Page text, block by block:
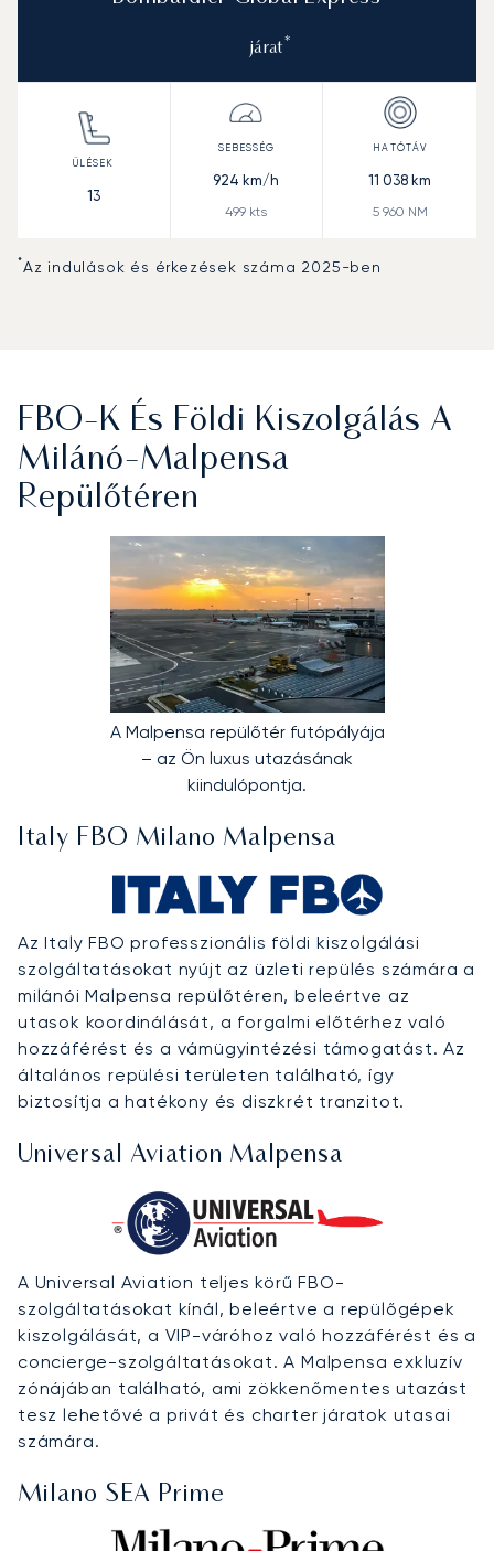
járat*
13
924 km/h
499 kts
11 038 km
5 960 NM
*Az indulások és érkezések száma 2025-ben
FBO-K És Földi Kiszolgálás A
Milánó-Malpensa
Repülőtéren
A Malpensa repülőtér futópályája
– az Ön luxus utazásának
kiindulópontja.
Italy FBO Milano Malpensa
Az Italy FBO professzionális földi kiszolgálási
szolgáltatásokat nyújt az üzleti repülés számára a
milánói Malpensa repülőtéren, beleértve az
utasok koordinálását, a forgalmi előtérhez való
hozzáférést és a vámügyintézési támogatást. Az
általános repülési területen található, így
biztosítja a hatékony és diszkrét tranzitot.
Universal Aviation Malpensa
A Universal Aviation teljes körű FBO-
szolgáltatásokat kínál, beleértve a repülőgépek
kiszolgálását, a VIP-váróhoz való hozzáférést és a
concierge-szolgáltatásokat. A Malpensa exkluzív
zónájában található, ami zökkenőmentes utazást
tesz lehetővé a privát és charter járatok utasai
számára.
Milano SEA Prime